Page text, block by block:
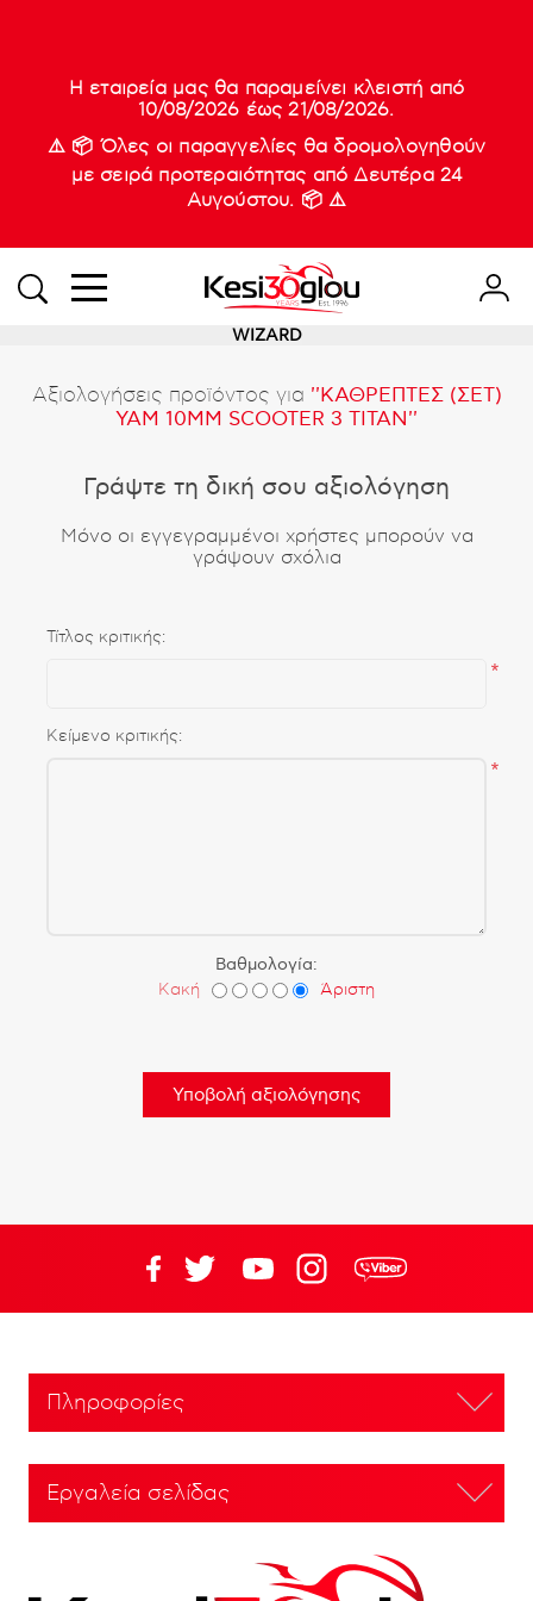
Η εταιρεία μας θα παραμείνει κλειστή από
10/08/2026 έως 21/08/2026.
⚠️ 📦 Όλες οι παραγγελίες θα δρομολογηθούν
με σειρά προτεραιότητας από Δευτέρα 24
Αυγούστου. 📦 ⚠️
WIZARD
Αξιολογήσεις προϊόντος για
ΚΑΘΡΕΠΤΕΣ (ΣΕΤ)
YAM 10ΜΜ SCOOTER 3 TITAN
Γράψτε τη δική σου αξιολόγηση
Μόνο οι εγγεγραμμένοι χρήστες μπορούν να
γράψουν σχόλια
Τίτλος κριτικής:
*
Κείμενο κριτικής:
*
Βαθμολογία:
Κακή Άριστη
Πληροφορίες
Εργαλεία σελίδας